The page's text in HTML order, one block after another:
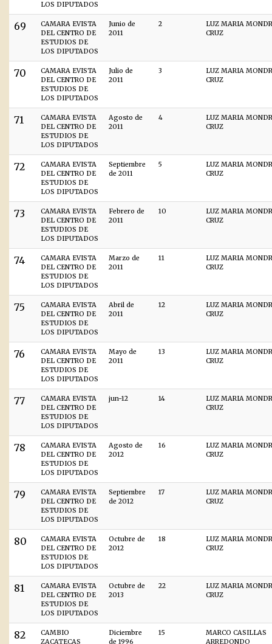
LOS DIPUTADOS
69
CAMARA EVISTA
DEL CENTRO DE
ESTUDIOS DE
LOS DIPUTADOS
Junio de
2011
2
LUZ MARIA
CRUZ
70
CAMARA EVISTA
DEL CENTRO DE
ESTUDIOS DE
LOS DIPUTADOS
Julio de
2011
3
LUZ MARIA
CRUZ
71
CAMARA EVISTA
DEL CENTRO DE
ESTUDIOS DE
LOS DIPUTADOS
Agosto de
2011
4
LUZ MARIA
CRUZ
72
CAMARA EVISTA
DEL CENTRO DE
ESTUDIOS DE
LOS DIPUTADOS
Septiembre
de 2011
5
LUZ MARIA
CRUZ
73
CAMARA EVISTA
DEL CENTRO DE
ESTUDIOS DE
LOS DIPUTADOS
Febrero de
2011
10
LUZ MARIA
CRUZ
74
CAMARA EVISTA
DEL CENTRO DE
ESTUDIOS DE
LOS DIPUTADOS
Marzo de
2011
11
LUZ MARIA
CRUZ
75
CAMARA EVISTA
DEL CENTRO DE
ESTUDIOS DE
LOS DIPUTADOS
Abril de
2011
12
LUZ MARIA
CRUZ
76
CAMARA EVISTA
DEL CENTRO DE
ESTUDIOS DE
LOS DIPUTADOS
Mayo de
2011
13
LUZ MARIA
CRUZ
77
CAMARA EVISTA
DEL CENTRO DE
ESTUDIOS DE
LOS DIPUTADOS
jun-12 14
LUZ MARIA
CRUZ
78
CAMARA EVISTA
DEL CENTRO DE
ESTUDIOS DE
LOS DIPUTADOS
Agosto de
2012
16
LUZ MARIA
CRUZ
79
CAMARA EVISTA
DEL CENTRO DE
ESTUDIOS DE
LOS DIPUTADOS
Septiembre
de 2012
17
LUZ MARIA
CRUZ
80
CAMARA EVISTA
DEL CENTRO DE
ESTUDIOS DE
LOS DIPUTADOS
Octubre de
2012
18
LUZ MARIA
CRUZ
81
CAMARA EVISTA
DEL CENTRO DE
ESTUDIOS DE
LOS DIPUTADOS
Octubre de
2013
22
LUZ MARIA
CRUZ
82
CAMBIO
ZACATECAS
Diciembre
de 1996
15
MARCO CASILLAS
ARREDONDO